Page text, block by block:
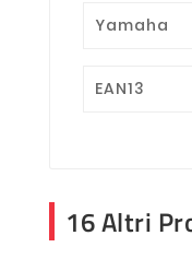
Yamaha
EAN13
16 Altri